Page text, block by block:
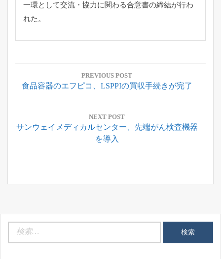
一環として交流・協力に関わる合意書の締結が行わ
れた。
投
ナ
ー
ョ
PREVIOUS POST
Previous
食品容器のエフピコ、LSPPIの買収手続きが完了
NEXT POST
Next
サンウェイメディカルセンター、先端がん検査機器
を導入